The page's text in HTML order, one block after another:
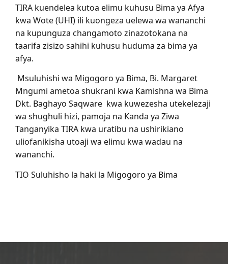
TIRA kuendelea kutoa elimu kuhusu Bima ya Afya
kwa Wote (UHI) ili kuongeza uelewa wa wananchi
na kupunguza changamoto zinazotokana na
taarifa zisizo sahihi kuhusu huduma za bima ya
afya.
Msuluhishi wa Migogoro ya Bima, Bi. Margaret
Mngumi ametoa shukrani kwa Kamishna wa Bima
Dkt. Baghayo Saqware kwa kuwezesha utekelezaji
wa shughuli hizi, pamoja na Kanda ya Ziwa
Tanganyika TIRA kwa uratibu na ushirikiano
uliofanikisha utoaji wa elimu kwa wadau na
wananchi.
TIO Suluhisho la haki la Migogoro ya Bima